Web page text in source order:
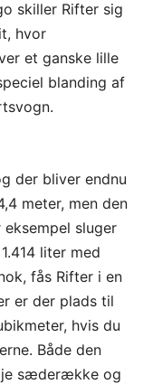
skiller Rifter sig
hvor
et ganske lille
blanding af
der bliver endnu
meter, men den
sluger
liter med
fås Rifter i en
er der plads til
hvis du
Både den
sæderække og